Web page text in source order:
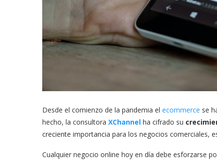
Desde el comienzo de la pandemia el ecommerce se
hecho, la consultora XChannel ha cifrado su
creciente importancia para los negocios comerciales,
Cualquier negocio online hoy en día debe esforzarse